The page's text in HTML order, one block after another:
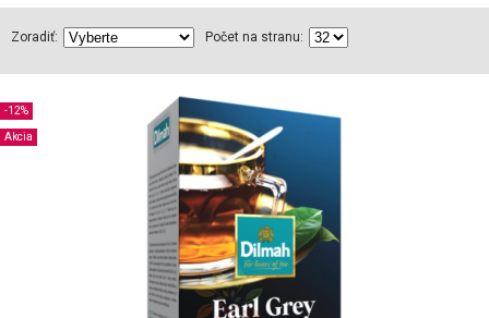
Zoradiť: Počet na stranu:
-12%
Akcia